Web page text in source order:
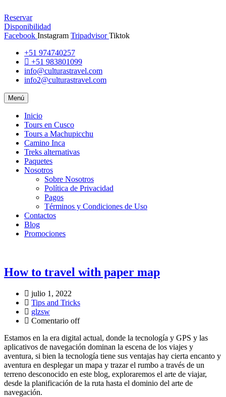
Reservar
Disponibilidad
Facebook Instagram Tripadvisor Tiktok
+51 974740257
+51 983801099
info@culturastravel.com
info2@culturastravel.com
Menú
Inicio
Tours en Cusco
Tours a Machupicchu
Camino Inca
Treks alternativas
Paquetes
Nosotros
Sobre Nosotros
Política de Privacidad
Pagos
Términos y Condiciones de Uso
Contactos
Blog
Promociones
How to travel with paper map
julio 1, 2022
Tips and Tricks
glzsw
Comentario off
Estamos en la era digital actual, donde la tecnología y GPS y las
aplicativos de navegación dominan la escena de los viajes y
aventura, si bien la tecnología tiene sus ventajas hay cierta encanto y
aventura en desplegar un mapa y trazar el rumbo a través de un
terreno desconocido en este blog, exploraremos el arte de viajar,
desde la planificación de la ruta hasta el dominio del arte de
navegación.